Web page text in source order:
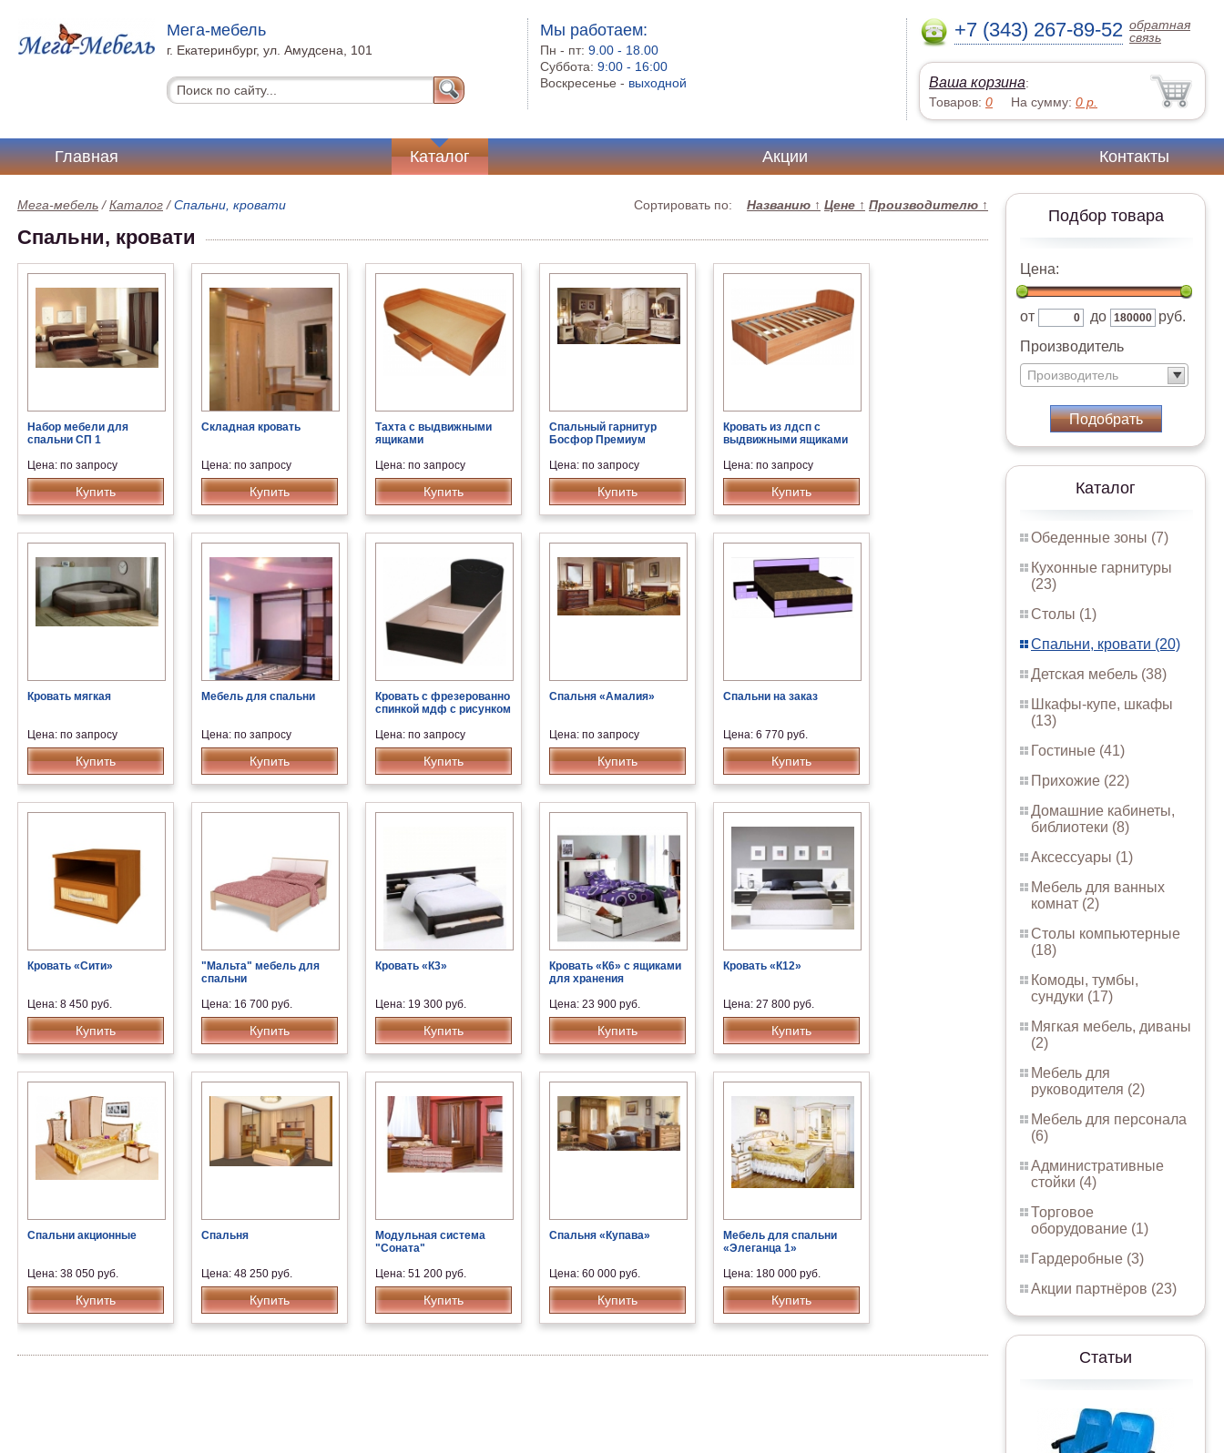
Мега-мебель
г. Екатеринбург, ул. Амудсена, 101
Мы работаем:
Пн - пт:9.00 - 18.00
Суббота:9:00 - 16:00
Воскресенье - выходной
+7 (343) 267-89-52 обратная
связь
Ваша корзина:
Товаров: 0 На сумму: 0 р.
Главная Каталог Акции Контакты
Подбор товара
Цена:
от до
руб.
Производитель
Производитель
Подобрать
Каталог
Обеденные зоны (7)
Кухонные гарнитуры
(23)
Столы (1)
Спальни, кровати (20)
Детская мебель (38)
Шкафы-купе, шкафы
(13)
Гостиные (41)
Прихожие (22)
Домашние кабинеты,
библиотеки (8)
Аксессуары (1)
Мебель для ванных
комнат (2)
Столы компьютерные
(18)
Комоды, тумбы,
сундуки (17)
Мягкая мебель, диваны
(2)
Мебель для
руководителя (2)
Мебель для персонала
(6)
Административные
стойки (4)
Торговое
оборудование (1)
Гардеробные (3)
Акции партнёров (23)
Статьи
Сортировать по: Названию ↑ Цене ↑ Производителю ↑
Мега-мебель /Каталог /Спальни, кровати
Спальни, кровати
Набор мебели для
спальни СП 1
Цена: по запросу
Купить
Складная кровать
Цена: по запросу
Купить
Тахта с выдвижными
ящиками
Цена: по запросу
Купить
Спальный гарнитур
Босфор Премиум
Цена: по запросу
Купить
Кровать из лдсп с
выдвижными ящиками
Цена: по запросу
Купить
Кровать мягкая
Цена: по запросу
Купить
Мебель для спальни
Цена: по запросу
Купить
Кровать с фрезерованно
спинкой мдф с рисунком
Цена: по запросу
Купить
Спальня «Амалия»
Цена: по запросу
Купить
Спальни на заказ
Цена: 6 770 руб.
Купить
Кровать «Сити»
Цена: 8 450 руб.
Купить
"Мальта" мебель для
спальни
Цена: 16 700 руб.
Купить
Кровать «К3»
Цена: 19 300 руб.
Купить
Кровать «К6» с ящиками
для хранения
Цена: 23 900 руб.
Купить
Кровать «К12»
Цена: 27 800 руб.
Купить
Спальни акционные
Цена: 38 050 руб.
Купить
Спальня
Цена: 48 250 руб.
Купить
Модульная система
"Соната"
Цена: 51 200 руб.
Купить
Спальня «Купава»
Цена: 60 000 руб.
Купить
Мебель для спальни
«Элеганца 1»
Цена: 180 000 руб.
Купить